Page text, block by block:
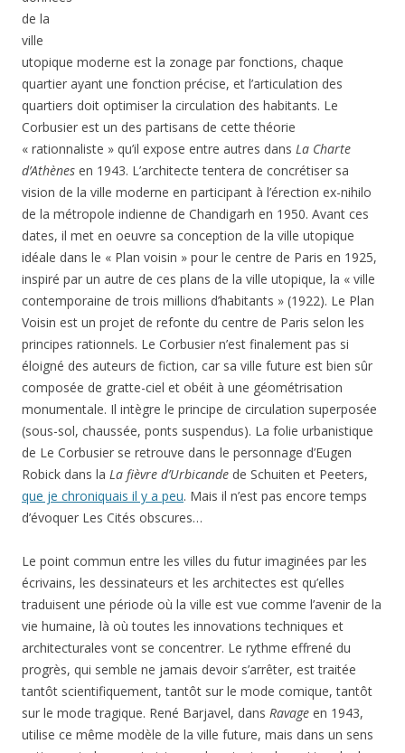
de la
ville
utopique moderne est la zonage par fonctions, chaque
quartier ayant une fonction précise, et l’articulation des
quartiers doit optimiser la circulation des habitants. Le
Corbusier est un des partisans de cette théorie
« rationnaliste » qu’il expose entre autres dans La Charte
d’Athènes en 1943. L’architecte tentera de concrétiser sa
vision de la ville moderne en participant à l’érection ex-nihilo
de la métropole indienne de Chandigarh en 1950. Avant ces
dates, il met en oeuvre sa conception de la ville utopique
idéale dans le « Plan voisin » pour le centre de Paris en 1925,
inspiré par un autre de ces plans de la ville utopique, la « ville
contemporaine de trois millions d’habitants » (1922). Le Plan
Voisin est un projet de refonte du centre de Paris selon les
principes rationnels. Le Corbusier n’est finalement pas si
éloigné des auteurs de fiction, car sa ville future est bien sûr
composée de gratte-ciel et obéit à une géométrisation
monumentale. Il intègre le principe de circulation superposée
(sous-sol, chaussée, ponts suspendus). La folie urbanistique
de Le Corbusier se retrouve dans le personnage d’Eugen
Robick dans la La fièvre d’Urbicande de Schuiten et Peeters,
que je chroniquais il y a peu. Mais il n’est pas encore temps
d’évoquer Les Cités obscures…
Le point commun entre les villes du futur imaginées par les
écrivains, les dessinateurs et les architectes est qu’elles
traduisent une période où la ville est vue comme l’avenir de la
vie humaine, là où toutes les innovations techniques et
architecturales vont se concentrer. Le rythme effrené du
progrès, qui semble ne jamais devoir s’arrêter, est traitée
tantôt scientifiquement, tantôt sur le mode comique, tantôt
sur le mode tragique. René Barjavel, dans Ravage en 1943,
utilise ce même modèle de la ville future, mais dans un sens